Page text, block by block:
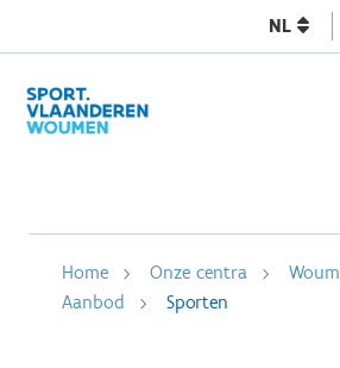
NL
Home Onze centra
Aanbod
Sporten